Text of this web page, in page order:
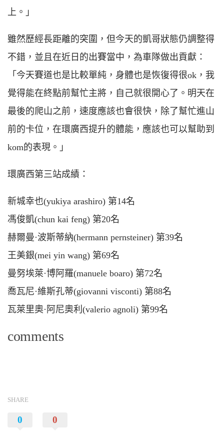
上。」
雖然歷經長距離的突圍，但今天的凱哥狀態仍調整得
不錯，並且在近日的出賽當中，為車隊做出貢獻：
「今天賽道也是比較單純，身體也是恢復得很ok，我
覺得能在終點前幫忙主將，自己就很開心了。明天在
最後的爬山之前，速度應該也會很快，除了幫忙進山
前的卡位，在環廣西提升的體能，應該也可以幫助到
kom的表現。」
環廣西第三站成績：
新城幸也(yukiya arashiro) 第14名
馮俊凱(chun kai feng) 第20名
赫爾曼·波斯蒂納(hermann pernsteiner) 第39名
王美銀(mei yin wang) 第69名
曼努埃萊·博阿羅(manuele boaro) 第72名
喬瓦尼·維斯孔蒂(giovanni visconti) 第88名
瓦萊里奧·阿尼奧利(valerio agnoli) 第99名
comments
SHARE
0 0